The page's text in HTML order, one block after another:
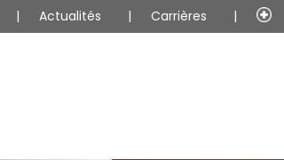
Actualités Carrières